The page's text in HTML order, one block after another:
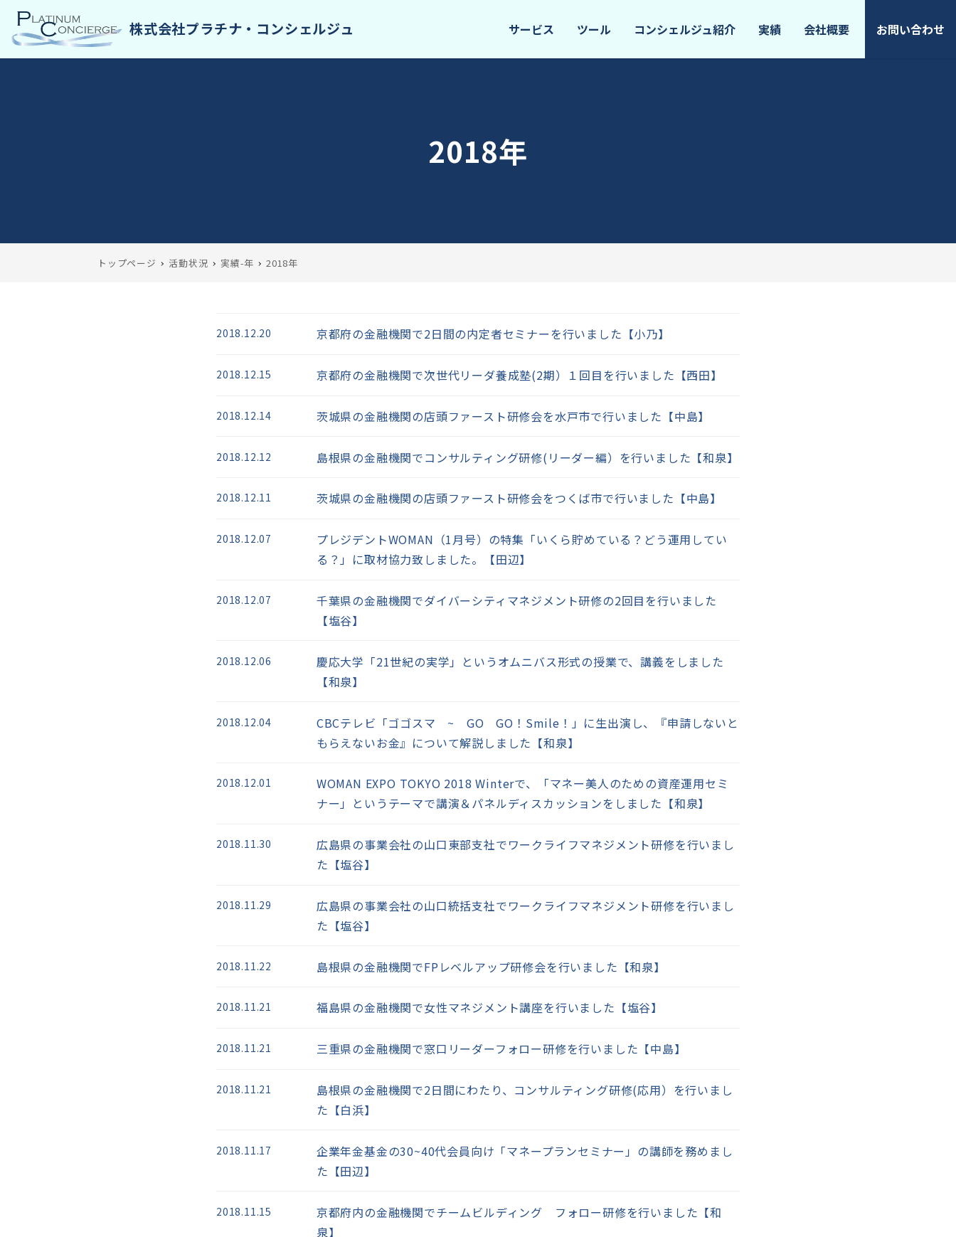
サービス ツール コンシェルジュ紹介 実績 会社概要 お問い合わせ
2018年
トップページ 活動状況 実績-年 2018年
京都府の金融機関で2日間の内定者セミナーを行いました【小乃】
2018.12.20
京都府の金融機関で次世代リーダ養成塾(2期）１回目を行いました【西田】
2018.12.15
茨城県の金融機関の店頭ファースト研修会を水戸市で行いました【中島】
2018.12.14
島根県の金融機関でコンサルティング研修(リーダー編）を行いました【和泉】
2018.12.12
茨城県の金融機関の店頭ファースト研修会をつくば市で行いました【中島】
2018.12.11
プレジデントWOMAN（1月号）の特集「いくら貯めている？どう運用してい
る？」に取材協力致しました。【田辺】
2018.12.07
千葉県の金融機関でダイバーシティマネジメント研修の2回目を行いました
【塩谷】
2018.12.07
慶応大学「21世紀の実学」というオムニバス形式の授業で、講義をしました
【和泉】
2018.12.06
CBCテレビ「ゴゴスマ ~ GO GO！Smile！」に生出演し、『申請しないと
もらえないお金』について解説しました【和泉】
2018.12.04
WOMAN EXPO TOKYO 2018 Winterで、「マネー美人のための資産運用セミ
ナー」というテーマで講演＆パネルディスカッションをしました【和泉】
2018.12.01
広島県の事業会社の山口東部支社でワークライフマネジメント研修を行いまし
た【塩谷】
2018.11.30
広島県の事業会社の山口統括支社でワークライフマネジメント研修を行いまし
た【塩谷】
2018.11.29
島根県の金融機関でFPレベルアップ研修会を行いました【和泉】
2018.11.22
福島県の金融機関で女性マネジメント講座を行いました【塩谷】
2018.11.21
三重県の金融機関で窓口リーダーフォロー研修を行いました【中島】
2018.11.21
島根県の金融機関で2日間にわたり、コンサルティング研修(応用）を行いまし
た【白浜】
2018.11.21
企業年金基金の30~40代会員向け「マネープランセミナー」の講師を務めまし
た【田辺】
2018.11.17
京都府内の金融機関でチームビルディング フォロー研修を行いました【和
泉】
2018.11.15